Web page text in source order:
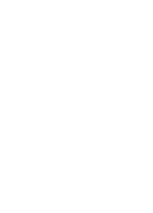
el editor de texto.
AULA
todo lo
aula digital, su
Todo el
te permitirá crear de
y funcional tu aula y